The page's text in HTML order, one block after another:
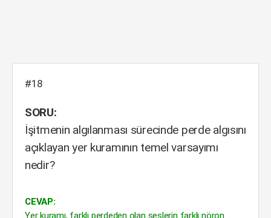
#18
SORU:
İşitmenin algılanması sürecinde perde algısını
açıklayan yer kuramının temel varsayımı
nedir?
CEVAP:
Yer kuramı, farklı perdeden olan seslerin farklı nöron